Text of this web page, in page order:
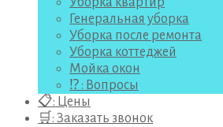
Генеральная уборка
Уборка после ремонта
Уборка коттеджей
Мойка окон
⁉ : Вопросы
📋: Цены
🛒: Заказать звонок